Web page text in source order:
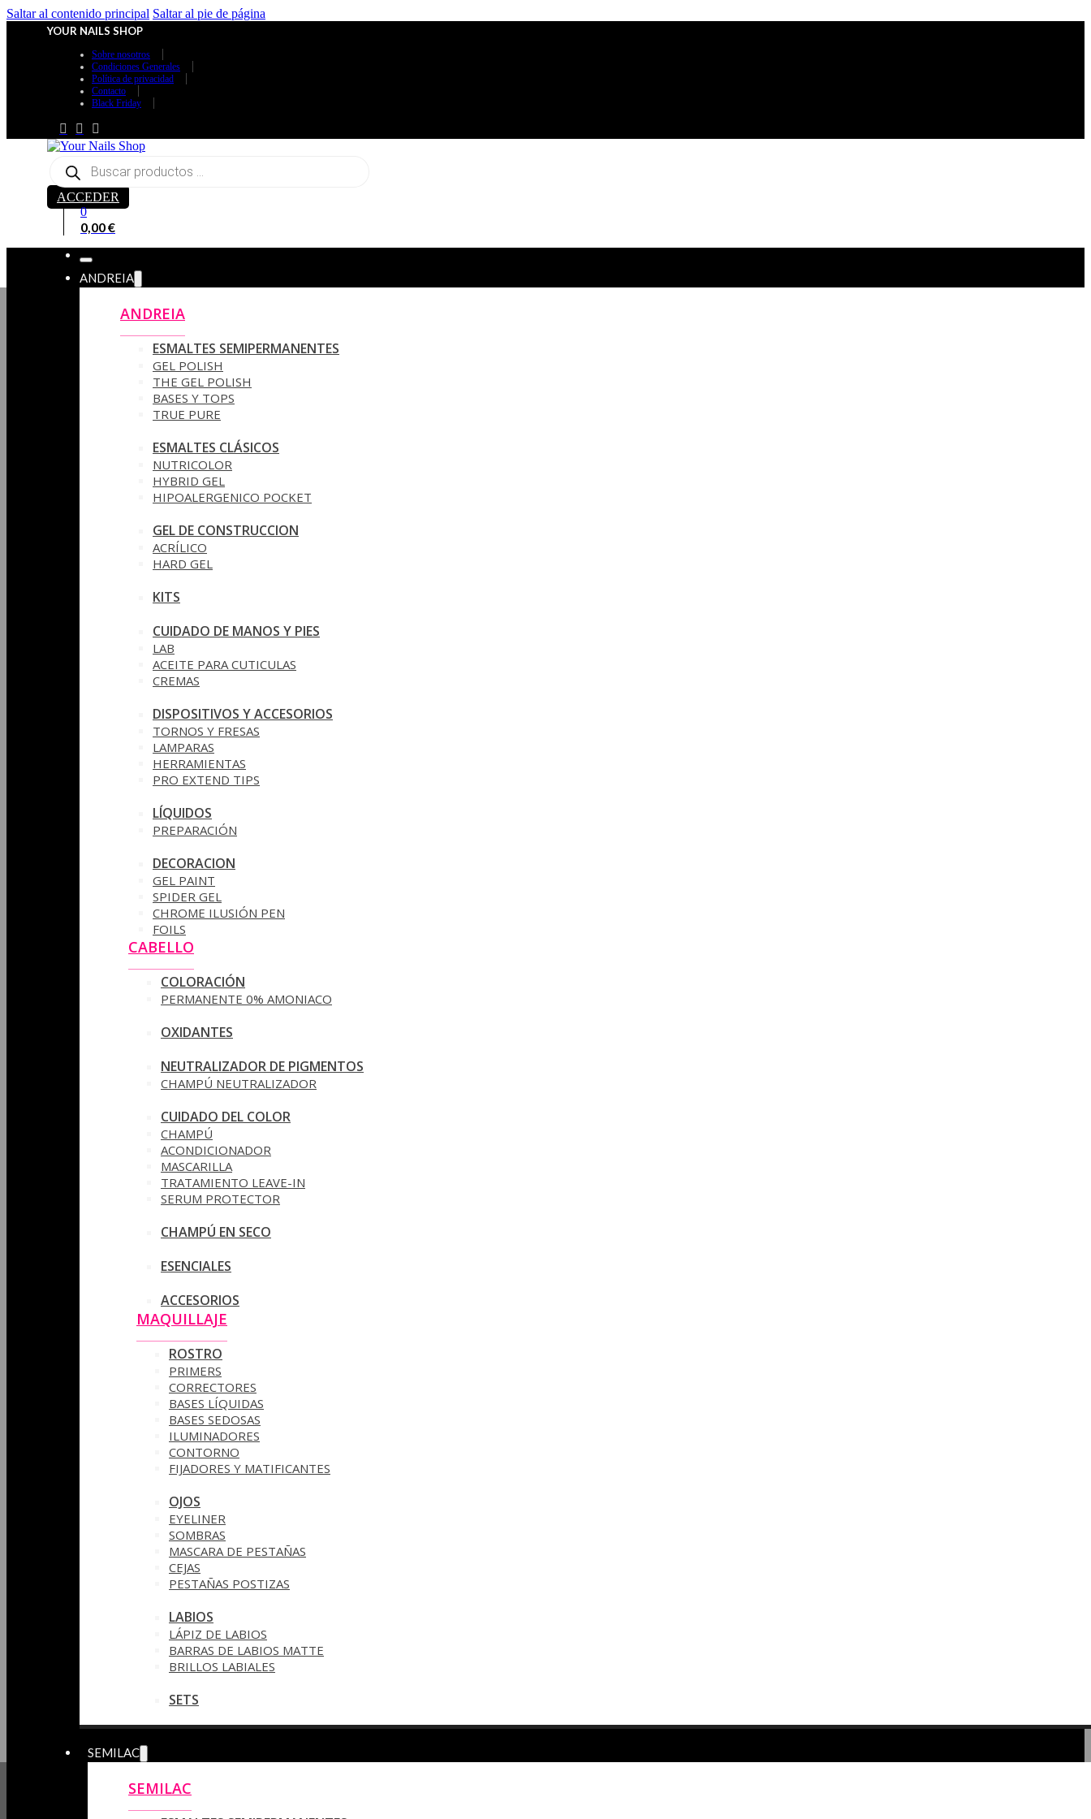
Saltar al contenido principal Saltar al pie de página
YOUR NAILS SHOP
Sobre nosotros
Condiciones Generales
Política de privacidad
Contacto
Black Friday
productos
ACCEDER
0
0,00€
ANDREIA
ANDREIA
ESMALTES SEMIPERMANENTES
GEL POLISH
THE GEL POLISH
BASES Y‎ TOPS
TRUE PURE
ESMALTES CLÁSICOS
NUTRICOLOR
HYBRID GEL
HIPOALERGENICO POCKET
GEL DE CONSTRUCCION
ACRÍLICO
HARD GEL
KITS
CUIDADO DE MANOS Y PIES
LAB
ACEITE PARA CUTICULAS
CREMAS
DISPOSITIVOS Y ACCESORIOS
TORNOS Y FRESAS
LAMPARAS
HERRAMIENTAS
PRO EXTEND TIPS
LÍQUIDOS
PREPARACIÓN
DECORACION
GEL PAINT
SPIDER GEL
CHROME ILUSIÓN PEN
FOILS
CABELLO
COLORACIÓN
PERMANENTE 0% AMONIACO
OXIDANTES
NEUTRALIZADOR DE PIGMENTOS
CHAMPÚ NEUTRALIZADOR
CUIDADO DEL COLOR
CHAMPÚ
ACONDICIONADOR
MASCARILLA
TRATAMIENTO LEAVE-IN
SERUM PROTECTOR
CHAMPÚ EN SECO
ESENCIALES
ACCESORIOS
MAQUILLAJE
ROSTRO
PRIMERS
CORRECTORES
BASES LÍQUIDAS
BASES SEDOSAS
ILUMINADORES
CONTORNO
FIJADORES Y MATIFICANTES
OJOS
EYELINER
SOMBRAS
MASCARA DE PESTAÑAS
CEJAS
PESTAÑAS POSTIZAS
LABIOS
LÁPIZ DE LABIOS
BARRAS DE LABIOS MATTE
BRILLOS LABIALES
SETS
SEMILAC
SEMILAC